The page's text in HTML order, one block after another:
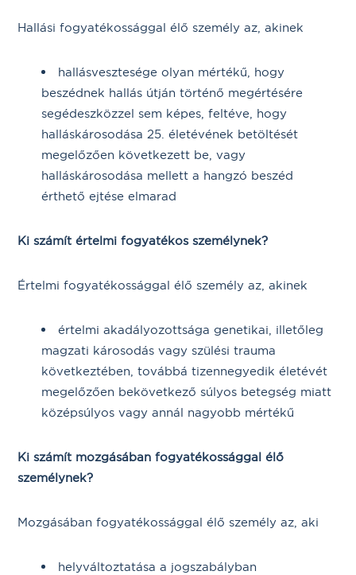
Hallási fogyatékossággal élő személy az, akinek
hallásvesztesége olyan mértékű, hogy
beszédnek hallás útján történő megértésére
segédeszközzel sem képes, feltéve, hogy
halláskárosodása 25. életévének betöltését
megelőzően következett be, vagy
halláskárosodása mellett a hangzó beszéd
érthető ejtése elmarad
Ki számít értelmi fogyatékos személynek?
Értelmi fogyatékossággal élő személy az, akinek
értelmi akadályozottsága genetikai, illetőleg
magzati károsodás vagy szülési trauma
következtében, továbbá tizennegyedik életévét
megelőzően bekövetkező súlyos betegség miatt
középsúlyos vagy annál nagyobb mértékű
Ki számít mozgásában fogyatékossággal élő
személynek?
Mozgásában fogyatékossággal élő személy az, aki
helyváltoztatása a jogszabályban